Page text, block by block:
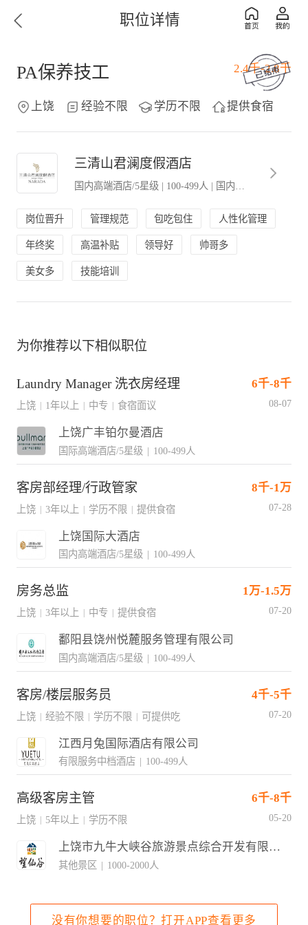
职位详情
PA保养技工 2.4千-2.8千
上饶 经验不限 学历不限 提供食宿
三清山君澜度假酒店
国内高端酒店/5星级 | 100-499人 | 国内上市公司
岗位晋升 管理规范 包吃包住 人性化管理
年终奖 高温补贴 领导好 帅哥多
美女多 技能培训
为你推荐以下相似职位
Laundry Manager 洗衣房经理 6千-8千
上饶 1年以上 中专 食宿面议 08-07
上饶广丰铂尔曼酒店
国际高端酒店/5星级 | 100-499人
客房部经理/行政管家 8千-1万
上饶 | 3年以上 | 学历不限 | 提供食宿 07-28
上饶国际大酒店
国内高端酒店/5星级 | 100-499人
房务总监 1万-1.5万
上饶 3年以上 中专 提供食宿 07-20
鄱阳县饶州悦麓服务管理有限公司
国内高端酒店/5星级 | 100-499人
客房/楼层服务员 4千-5千
上饶 | 经验不限 | 学历不限 | 可提供吃 07-20
江西月兔国际酒店有限公司
有限服务中档酒店 | 100-499人
高级客房主管 6千-8千
上饶 5年以上 学历不限 05-20
上饶市九牛大峡谷旅游景点综合开发有限公司
其他景区 | 1000-2000人
没有你想要的职位？打开APP查看更多